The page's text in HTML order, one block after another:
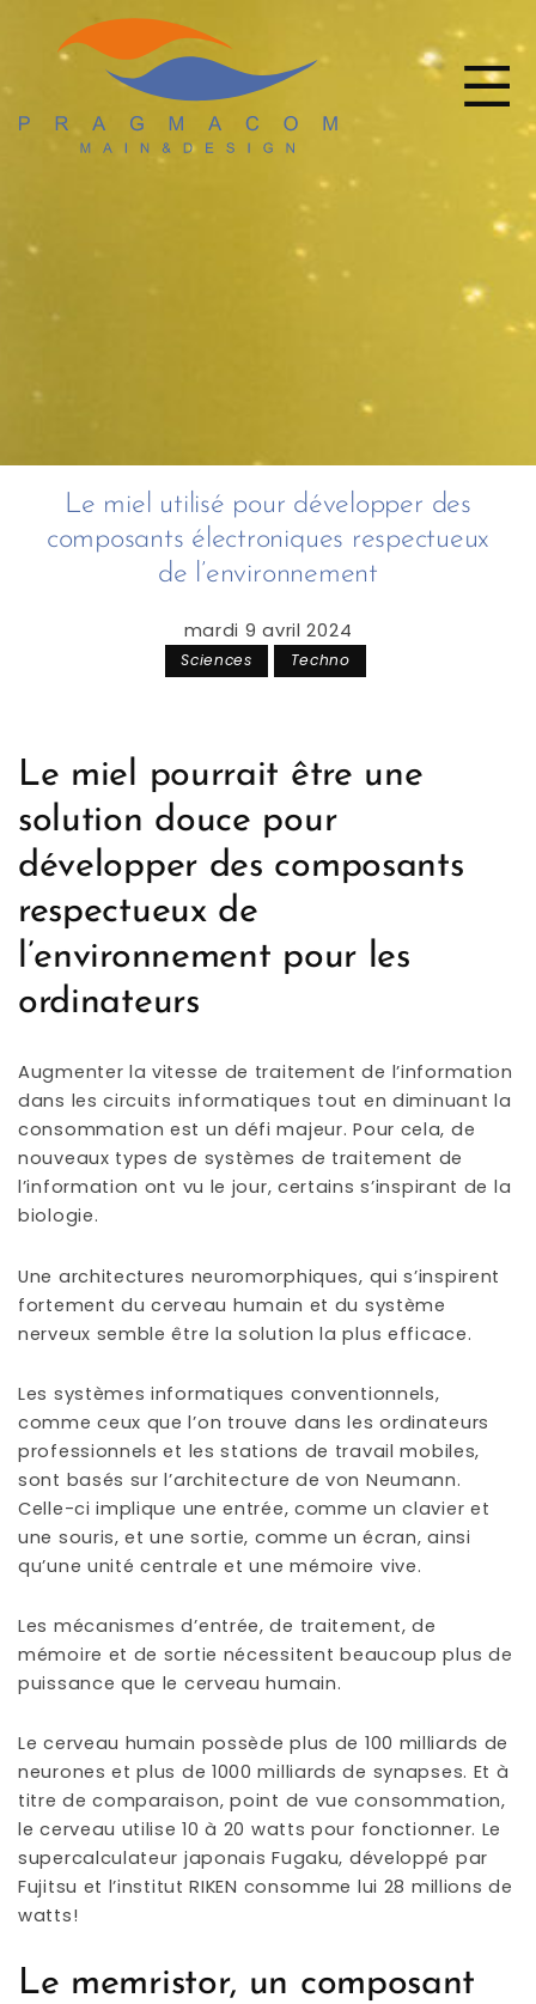
Le miel utilisé pour développer des
composants électroniques respectueux
de l’environnement
mardi 9 avril 2024
Sciences Techno
Le miel pourrait être une
solution douce pour
développer des composants
respectueux de
l’environnement pour les
ordinateurs
Augmenter la vitesse de traitement de l’information
dans les circuits informatiques tout en diminuant la
consommation est un défi majeur. Pour cela, de
nouveaux types de systèmes de traitement de
l’information ont vu le jour, certains s’inspirant de la
biologie.
Une architectures neuromorphiques, qui s’inspirent
fortement du cerveau humain et du système
nerveux semble être la solution la plus efficace.
Les systèmes informatiques conventionnels,
comme ceux que l’on trouve dans les ordinateurs
professionnels et les stations de travail mobiles,
sont basés sur l’architecture de von Neumann.
Celle-ci implique une entrée, comme un clavier et
une souris, et une sortie, comme un écran, ainsi
qu’une unité centrale et une mémoire vive.
Les mécanismes d’entrée, de traitement, de
mémoire et de sortie nécessitent beaucoup plus de
puissance que le cerveau humain.
Le cerveau humain possède plus de 100 milliards de
neurones et plus de 1000 milliards de synapses. Et à
titre de comparaison, point de vue consommation,
le cerveau utilise 10 à 20 watts pour fonctionner. Le
supercalculateur japonais Fugaku, développé par
Fujitsu et l’institut RIKEN consomme lui 28 millions de
watts!
Le memristor, un composant